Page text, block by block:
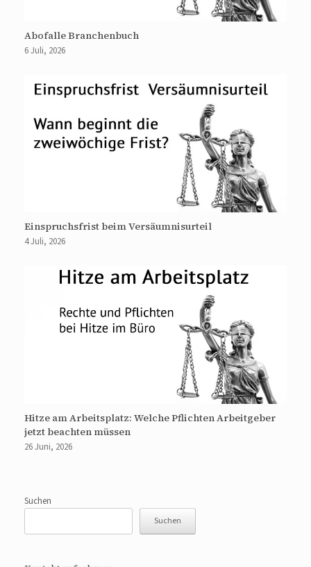
Abofalle Branchenbuch
6 Juli, 2026
Einspruchsfrist beim Versäumnisurteil
4 Juli, 2026
Hitze am Arbeitsplatz: Welche Pflichten Arbeitgeber
jetzt beachten müssen
26 Juni, 2026
Suchen
Suchen